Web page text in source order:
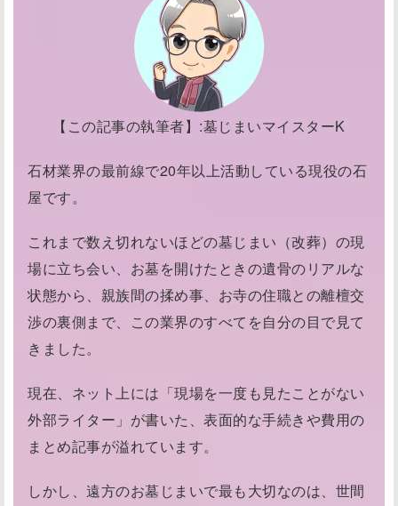
【この記事の執筆者】:墓じまいマイスターK
石材業界の最前線で20年以上活動している現役の石
屋です。
これまで数え切れないほどの墓じまい（改葬）の現
場に立ち会い、お墓を開けたときの遺骨のリアルな
状態から、親族間の揉め事、お寺の住職との離檀交
渉の裏側まで、この業界のすべてを自分の目で見て
きました。
現在、ネット上には「現場を一度も見たことがない
外部ライター」が書いた、表面的な手続きや費用の
まとめ記事が溢れています。
しかし、遠方のお墓じまいで最も大切なのは、世間